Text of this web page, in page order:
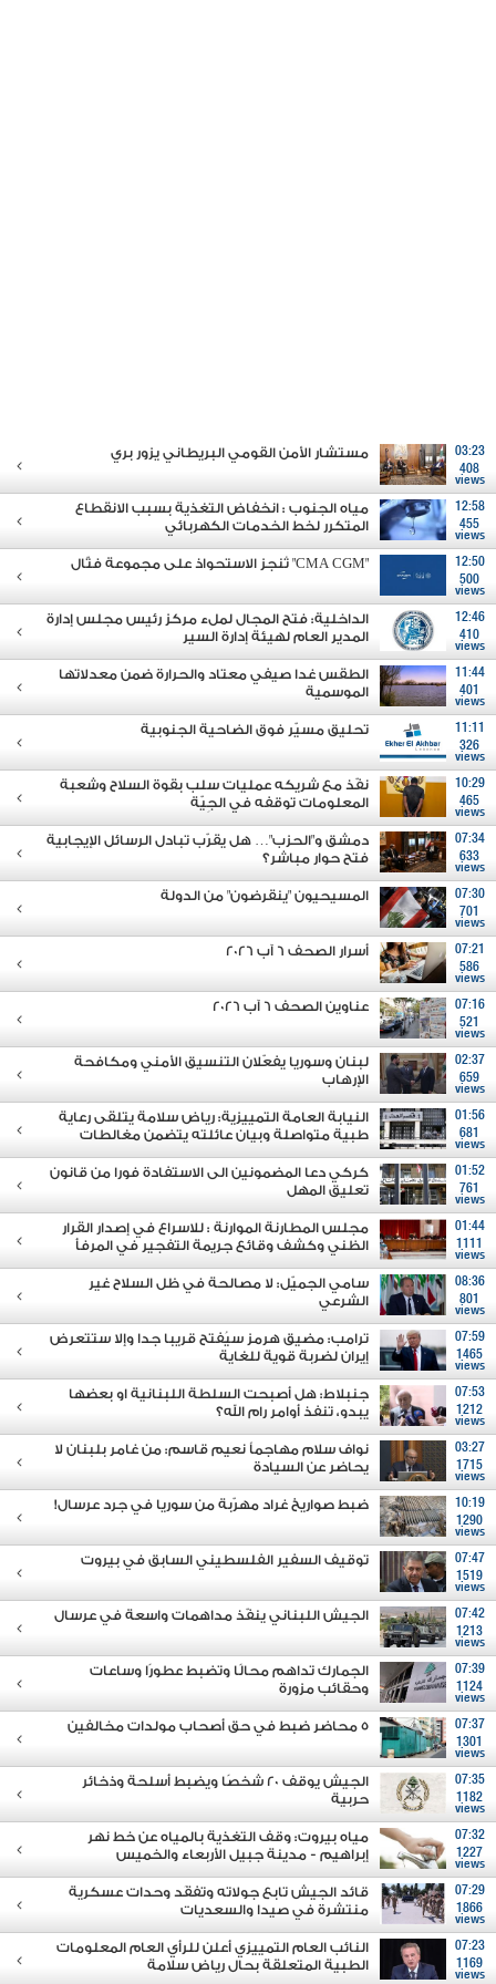
03:23
408
views
مستشار الأمن القومي البريطاني يزور بري
12:58
455
views
مياه الجنوب : انخفاض التغذية بسبب الانقطاع
المتكرر لخط الخدمات الكهربائي
12:50
500
views
"CMA CGM" تُنجز الاستحواذ على مجموعة فتّال
12:46
410
views
الداخلية: فتح المجال لملء مركز رئيس مجلس إدارة
المدير العام لهيئة إدارة السير
11:44
401
views
الطقس غدا صيفي معتاد والحرارة ضمن معدلاتها
الموسمية
11:11
326
views
تحليق مسيّر فوق الضاحية الجنوبية
10:29
465
views
نفّذ مع شريكه عمليات سلب بقوة السلاح وشعبة
المعلومات توقفه في الجِيّة
07:34
633
views
دمشق و"الحزب"… هل يقرّب تبادل الرسائل الإيجابية
فتح حوار مباشر؟
07:30
701
views
المسيحيون "ينقرضون" من الدولة
07:21
586
views
أسرار الصحف 6 آب 2026
07:16
521
views
عناوين الصحف 6 آب 2026
02:37
659
views
لبنان وسوريا يفعّلان التنسيق الأمني ومكافحة
الإرهاب
01:56
681
views
النيابة العامة التمييزية: رياض سلامة يتلقى رعاية
طبية متواصلة وبيان عائلته يتضمن مغالطات
01:52
761
views
كركي دعا المضمونين الى الاستفادة فورا من قانون
تعليق المهل
01:44
1111
views
مجلس المطارنة الموارنة : للاسراع في إصدار القرار
الظني وكشف وقائع جريمة التفجير في المرفأ
08:36
801
views
سامي الجميّل: لا مصالحة في ظل السلاح غير
الشرعي
07:59
1465
views
ترامب: مضيق هرمز سيُفتح قريبا جدا وإلا ستتعرض
إيران لضربة قوية للغاية
07:53
1212
views
جنبلاط: هل أصبحت السلطة اللبنانية او بعضها
يبدو، تنفذ أوامر رام الله؟
03:27
1715
views
نواف سلام مهاجماً نعيم قاسم: من غامر بلبنان لا
يحاضر عن السيادة
10:19
1290
views
ضبط صواريخ غراد مهرّبة من سوريا في جرد عرسال!
07:47
1519
views
توقيف السفير الفلسطيني السابق في بيروت
07:42
1213
views
الجيش اللبناني ينفّذ مداهمات واسعة في عرسال
07:39
1124
views
الجمارك تداهم محالًا وتضبط عطورًا وساعات
وحقائب مزورة
07:37
1301
views
5 محاضر ضبط في حق أصحاب مولدات مخالفين
07:35
1182
views
الجيش يوقف 20 شخصًا ويضبط أسلحة وذخائر
حربية
07:32
1227
views
مياه بيروت: وقف التغذية بالمياه عن خط نهر
إبراهيم - مدينة جبيل الأربعاء والخميس
07:29
1866
views
قائد الجيش تابع جولاته وتفقَد وحدات عسكرية
منتشرة في صيدا والسعديات
07:23
1169
views
النائب العام التمييزي أعلن للرأي العام المعلومات
الطبية المتعلقة بحال رياض سلامة